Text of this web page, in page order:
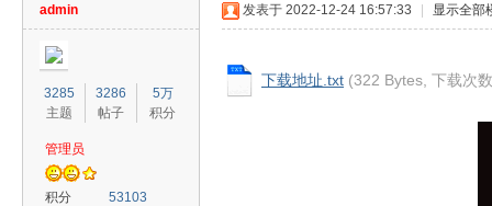
admin
3285
主题
3286
帖子
5万
积分
管理员
积分 53103
发表于 2022-12-24 16:57:33 显示全部
下载地址.txt (322 Bytes, 下载次